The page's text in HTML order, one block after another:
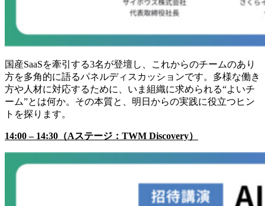
国産SaaSを牽引する3名が登壇し、これからのチームのあり
方を多角的に語るパネルディスカッションです。多様な働き
方や人材に対応するために、いま組織に求められる“よいチ
ーム”とは何か。その本質と、明日からの実践に役立つヒン
トを探ります。
14:00 – 14:30（Aステージ：TWM Discovery）